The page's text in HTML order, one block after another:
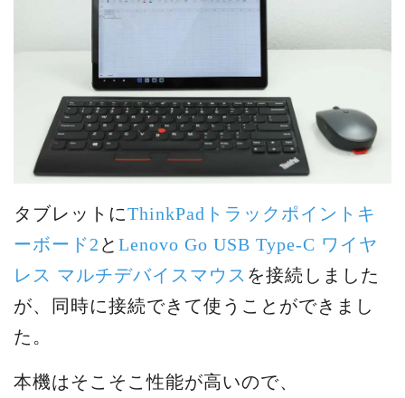
タブレットにThinkPadトラックポイントキ
ーボード2 と Lenovo Go USB Type-C ワイヤ
レス マルチデバイスマウス を接続しました
が、同時に接続できて使うことができまし
た。
本機はそこそこ性能が高いので、